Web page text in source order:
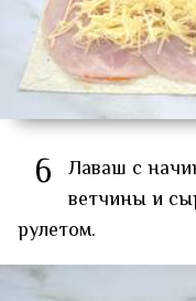
6 Лаваш с
ветчины и
рулетом.